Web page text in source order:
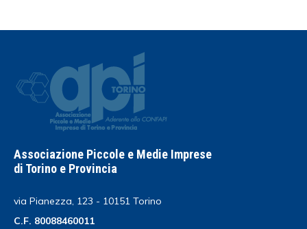
Associazione Piccole e Medie Imprese
di Torino e Provincia
via Pianezza, 123 - 10151 Torino
C.F. 80088460011